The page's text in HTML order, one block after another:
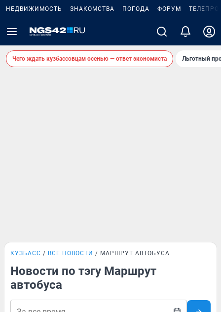
НЕДВИЖИМОСТЬ ЗНАКОМСТВА ПОГОДА ФОРУМ
Чего ждать кузбассовцам осенью — ответ экономиста Льготный
КУЗБАСС ВСЕ НОВОСТИ МАРШРУТ АВТОБУСА
Новости по тэгу Маршрут
автобуса